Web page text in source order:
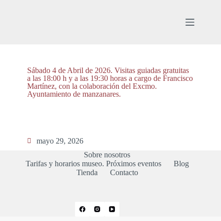
Sábado 4 de Abril de 2026. Visitas guiadas gratuitas
a las 18:00 h y a las 19:30 horas a cargo de Francisco
Martínez, con la colaboración del Excmo.
Ayuntamiento de manzanares.
mayo 29, 2026
Sobre nosotros
Tarifas y horarios museo. Próximos eventos
Blog
Tienda
Contacto